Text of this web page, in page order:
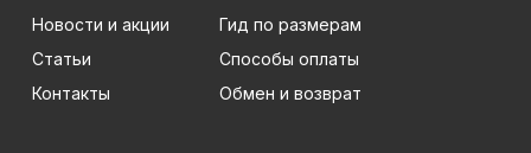
Новости и акции
Статьи
Контакты
Гид по размерам
Способы оплаты
Обмен и возврат